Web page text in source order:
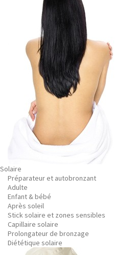
Solaire
Préparateur et autobronzant
Adulte
Enfant & bébé
Après soleil
Stick solaire et zones sensibles
Capillaire solaire
Prolongateur de bronzage
Diététique solaire